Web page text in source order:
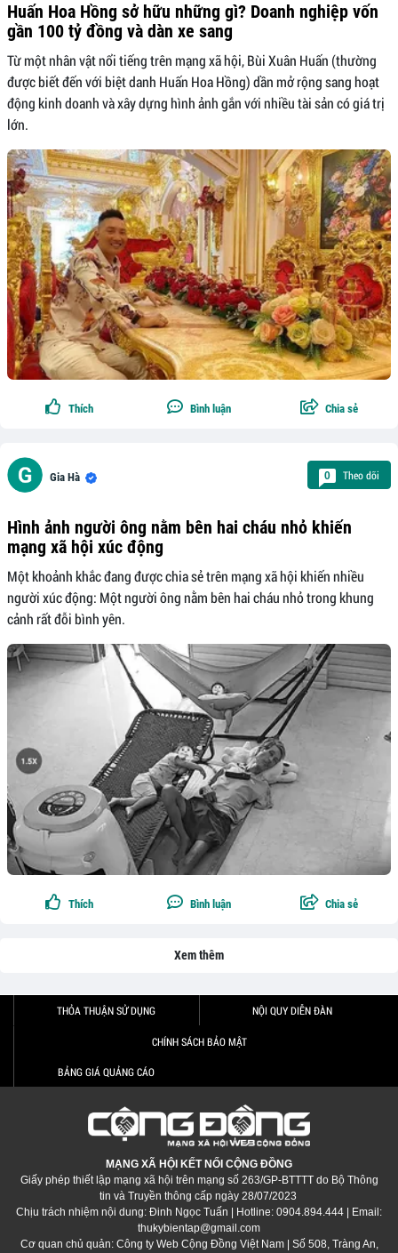
Huấn Hoa Hồng sở hữu những gì? Doanh nghiệp vốn
gần 100 tỷ đồng và dàn xe sang
Từ một nhân vật nổi tiếng trên mạng xã hội, Bùi Xuân Huấn (thường
được biết đến với biệt danh Huấn Hoa Hồng) dần mở rộng sang hoạt
động kinh doanh và xây dựng hình ảnh gắn với nhiều tài sản có giá trị
lớn.
Thích Bình luận Chia sẻ
Gia Hà 0 Theo dõi
Hình ảnh người ông nằm bên hai cháu nhỏ khiến
mạng xã hội xúc động
Một khoảnh khắc đang được chia sẻ trên mạng xã hội khiến nhiều
người xúc động: Một người ông nằm bên hai cháu nhỏ trong khung
cảnh rất đỗi bình yên.
Thích Bình luận Chia sẻ
Xem thêm
THỎA THUẬN SỬ DỤNG NỘI QUY DIỄN ĐÀN
CHÍNH SÁCH BẢO MẬT
BẢNG GIÁ QUẢNG CÁO
MẠNG XÃ HỘI KẾT NỐI CỘNG ĐỒNG
Giấy phép thiết lập mạng xã hội trên mạng số 263/GP-BTTTT do Bộ Thông
tin và Truyền thông cấp ngày 28/07/2023
Chịu trách nhiệm nội dung: Đinh Ngọc Tuấn | Hotline: 0904.894.444 | Email:
thukybientap@gmail.com
Cơ quan chủ quản: Công ty Web Cộng Đồng Việt Nam | Số 508, Tràng An,